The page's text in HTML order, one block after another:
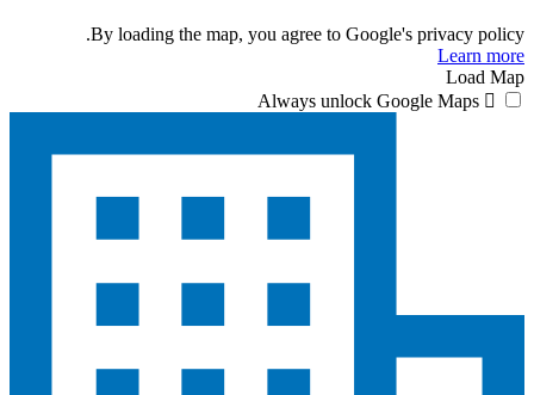
By loading the map, you agree to Google's privacy policy.
Learn more
Load Map
Always unlock Google Maps